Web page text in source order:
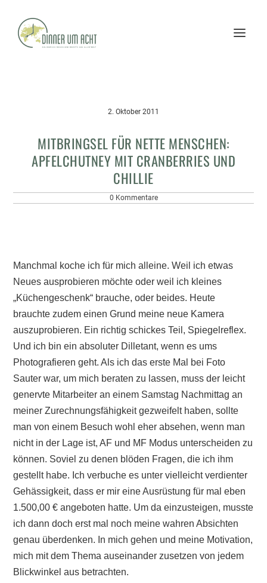
2. Oktober 2011
MITBRINGSEL FÜR NETTE MENSCHEN:
APFELCHUTNEY MIT CRANBERRIES UND
CHILLIE
0 Kommentare
Manchmal koche ich für mich alleine. Weil ich etwas
Neues ausprobieren möchte oder weil ich kleines
„Küchengeschenk“ brauche, oder beides. Heute
brauchte zudem einen Grund meine neue Kamera
auszuprobieren. Ein richtig schickes Teil, Spiegelreflex.
Und ich bin ein absoluter Dilletant, wenn es ums
Photografieren geht. Als ich das erste Mal bei Foto
Sauter war, um mich beraten zu lassen, muss der leicht
genervte Mitarbeiter an einem Samstag Nachmittag an
meiner Zurechnungsfähigkeit gezweifelt haben, sollte
man von einem Besuch wohl eher absehen, wenn man
nicht in der Lage ist, AF und MF Modus unterscheiden zu
können. Soviel zu denen blöden Fragen, die ich ihm
gestellt habe. Ich verbuche es unter vielleicht verdienter
Gehässigkeit, dass er mir eine Ausrüstung für mal eben
1.500,00 € angeboten hatte. Um da einzusteigen, musste
ich dann doch erst mal noch meine wahren Absichten
genau überdenken. In mich gehen und meine Motivation,
mich mit dem Thema auseinander zusetzen von jedem
Blickwinkel aus betrachten.